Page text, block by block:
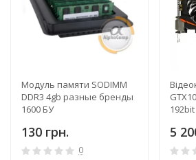
Модуль памяти SODIMM
DDR3 4gb разные бренды
1600 БУ
130 грн.
0
192bit
5